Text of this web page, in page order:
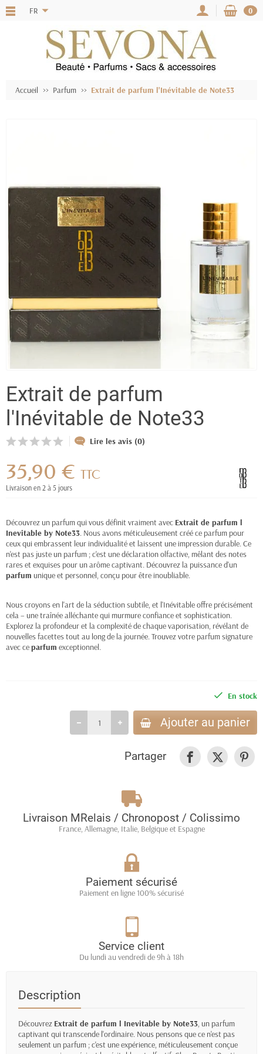
FR 0
Accueil Parfum Extrait de parfum l'Inévitable de Note33
Extrait de parfum
l'Inévitable de Note33
Lire les avis (0)
35,90 € TTC
Livraison en 2 à 5 jours
Découvrez un parfum qui vous définit vraiment avec Extrait de parfum l
Inevitable by Note33. Nous avons méticuleusement créé ce parfum pour
ceux qui embrassent leur individualité et laissent une impression durable. Ce
n'est pas juste un parfum ; c'est une déclaration olfactive, mêlant des notes
rares et exquises pour un arôme captivant. Découvrez la puissance d'un
parfum unique et personnel, conçu pour être inoubliable.
Nous croyons en l'art de la séduction subtile, et l'Inévitable offre précisément
cela – une traînée alléchante qui murmure confiance et sophistication.
Explorez la profondeur et la complexité de chaque vaporisation, révélant de
nouvelles facettes tout au long de la journée. Trouvez votre parfum signature
avec ceparfum exceptionnel.
En stock
Ajouter au panier
Partager
Livraison MRelais / Chronopost / Colissimo
France, Allemagne, Italie, Belgique et Espagne
Paiement sécurisé
Paiement en ligne 100% sécurisé
Service client
Du lundi au vendredi de 9h à 18h
Description
Découvrez Extrait de parfum l Inevitable by Note33, un parfum
captivant qui transcende l'ordinaire. Nous pensons que ce n'est pas
seulement un parfum ; c'est une expérience, méticuleusement conçue